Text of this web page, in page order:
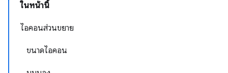
ในหน้านี้
ไอคอนส่วนขยาย
ขนาดไอคอน